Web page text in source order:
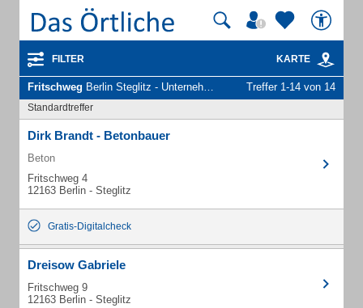
FILTER KARTE
Fritschweg Berlin Steglitz - Unternehmen und Personen Treffer 1-14 von 14
Standardtreffer
Dirk Brandt - Betonbauer
Beton
Fritschweg 4
12163 Berlin - Steglitz
Gratis-Digitalcheck
Dreisow Gabriele
Fritschweg 9
12163 Berlin - Steglitz